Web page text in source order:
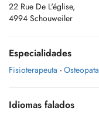
22 Rue De L'église,
4994 Schouweiler
Especialidades
Fisioterapeuta - Osteopata
Idiomas falados